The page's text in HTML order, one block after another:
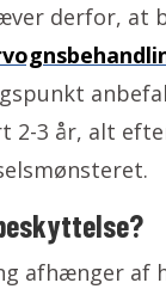
derfor, at
2-3 år, alt
afhænger af